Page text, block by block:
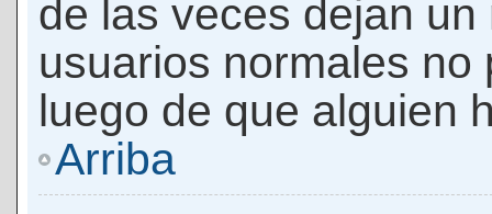
de las veces dejan
usuarios normales
luego de que alguien
Arriba